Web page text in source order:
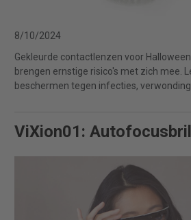
8/10/2024
Gekleurde contactlenzen voor
brengen ernstige risico's met zich mee.
beschermen tegen infecties,
ViXion01: Autofocusbril